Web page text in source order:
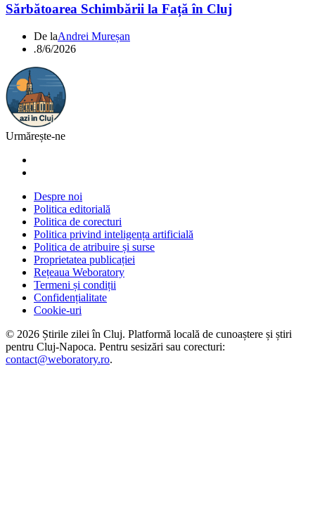
Sărbătoarea Schimbării la Față în Cluj
De laAndrei Mureșan
.8/6/2026
Urmărește-ne
Despre noi
Politica editorială
Politica de corecturi
Politica privind inteligența artificială
Politica de atribuire și surse
Proprietatea publicației
Rețeaua Weboratory
Termeni și condiții
Confidențialitate
Cookie-uri
© 2026 Știrile zilei în Cluj. Platformă locală de cunoaștere și știri
pentru Cluj-Napoca. Pentru sesizări sau corecturi:
contact@weboratory.ro.